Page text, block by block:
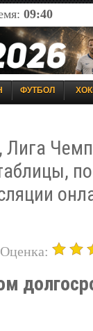
09:40
ФУТБОЛ
Лига
Оценка: